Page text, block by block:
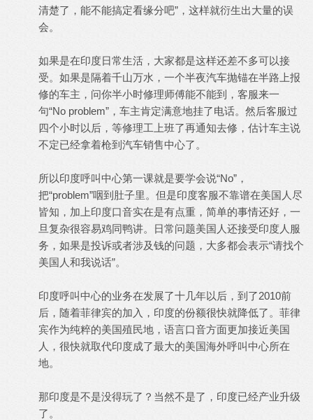
清楚了，能不能搞定看缘分吧”，这样就衍生出大量的误
会。
如果是在印度日常生活，大家都是这样还差不多可以接
受。如果是隔着千山万水，一个半夜汽车抛锚在半路上报
修的车主，问你半小时修理师傅能不能到，客服来一
句“No problem”，车主肯定满意地挂了电话。然后客服过
四个小时以后，等修理工上班了再通知去修，估计车主说
不定已经拿着枪到汽车销售中心了。
所以印度呼叫中心第一课就是要学会说“No”，
把“problem”咽到肚子里。但是印度客服不靠谱在美国人尽
皆知，加上印度口音实在是有点重，简单的事情还好，一
旦复杂很容易鸡同鸭讲。日常问题美国人还接受印度人服
务，如果是投诉或者涉及钱的问题，大多都会表示“请找个
美国人和我说话”。
印度呼叫中心的业务在发展了十几年以后，到了2010前
后，随着菲律宾的加入，印度的份额很快就降低了。菲律
宾作为纯粹的美国殖民地，语言口音方面更加接近美国
人，很快就取代印度成了最大的美国海外呼叫中心所在
地。
那印度是不是没得玩了？当然不是了，印度已经产业升级
了。